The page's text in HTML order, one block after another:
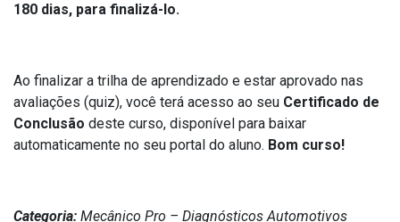
180 dias, para finalizá-lo.
Ao finalizar a trilha de aprendizado e estar aprovado nas
avaliações (quiz), você terá acesso ao seu Certificado de
Conclusão deste curso, disponível para baixar
automaticamente no seu portal do aluno. Bom curso!
Categoria: Mecânico Pro – Diagnósticos Automotivos